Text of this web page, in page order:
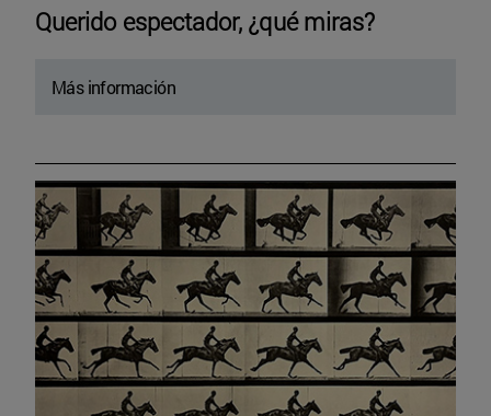
Querido espectador, ¿qué miras?
Más información